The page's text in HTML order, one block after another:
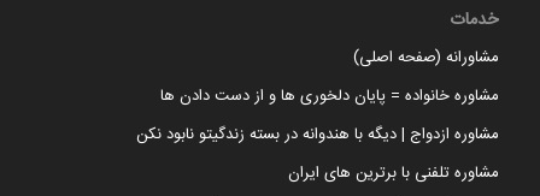
خدمات
مشاورانه (صفحه اصلی)
مشاوره خانواده = پایان دلخوری ها و از دست دادن ها
مشاوره ازدواج | دیگه با هندوانه در بسته زندگیتو نابود نکن
مشاوره تلفنی با برترین های ایران